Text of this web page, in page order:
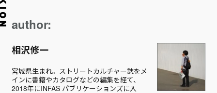
author:
相沢修一
宮城県生まれ。ストリートカルチャー誌をメ
インに書籍やカタログなどの編集を経て、
2018年にINFAS パブリケーションズに入